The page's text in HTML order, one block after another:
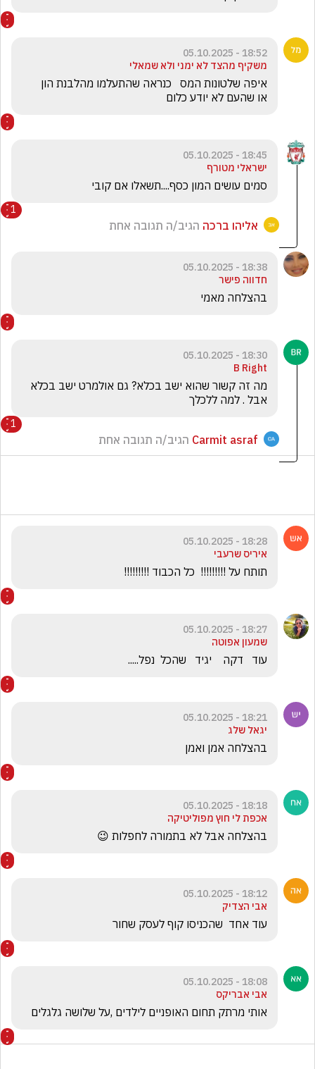
18:52 - 05.10.2025
משקיף מהצד לא ימני ולא שמאלי
או שהעם לא יודע כלום
18:45 - 05.10.2025
ישראלי מטורף
סמים עושים המון כסף....תשאלו אם קובי
1
אליהו ברכה הגיב/ה תגובה אחת
18:38 - 05.10.2025
חדווה פישר
בהצלחה מאמי
18:30 - 05.10.2025
B Right
אבל . למה ללכלך
1
Carmit asraf הגיב/ה תגובה אחת
18:28 - 05.10.2025
איריס שרעבי
תותח על !!!!!!!!!  כל הכבוד !!!!!!!!!
18:27 - 05.10.2025
שמעון אפוטה
עוד   דקה    יגיד   שהכל  נפל.....
18:21 - 05.10.2025
יגאל שלג
בהצלחה אמן ואמן
18:18 - 05.10.2025
אכפת לי חוץ מפוליטיקה
בהצלחה אבל לא בתמורה לחפלות 😉
18:12 - 05.10.2025
אבי הצדיק
עוד אחד  שהכניסו קוף לעסק שחור
18:08 - 05.10.2025
אבי אבריקס
אותי מרתק תחום האופניים לילדים ,על שלושה גלגלים